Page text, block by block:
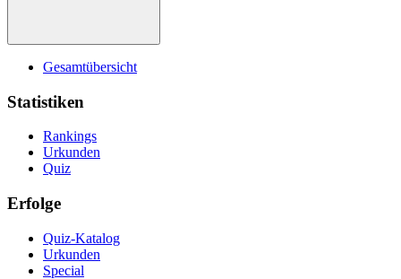
Gesamtübersicht
Statistiken
Rankings
Urkunden
Quiz
Erfolge
Quiz-Katalog
Urkunden
Special